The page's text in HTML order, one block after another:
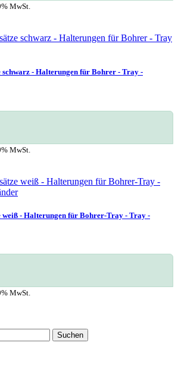
MwSt.
schwarz - Halterungen für Bohrer - Tray -
MwSt.
weiß - Halterungen für Bohrer-Tray - Tray -
MwSt.